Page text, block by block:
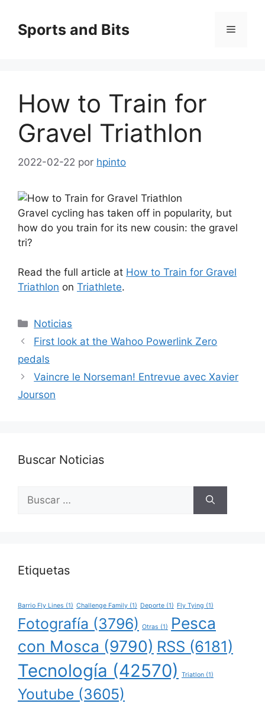
contenido
Sports and Bits Menú
How to Train for
Gravel Triathlon
2022-02-22 por hpinto
Gravel cycling has taken off in popularity, but
how do you train for its new cousin: the gravel
tri?
Read the full article at How to Train for Gravel
Triathlon on Triathlete.
Categorías
Noticias
First look at the Wahoo Powerlink Zero
pedals
Vaincre le Norseman! Entrevue avec Xavier
Jourson
Buscar Noticias
Buscar:
Etiquetas
Barrio Fly Lines (1) Challenge Family (1) Deporte (1) Fly Tying (1)
Fotografía (3796) Otras (1)
Pesca
con Mosca (9790) RSS (6181)
Tecnología (42570) Triatlon (1)
Youtube (3605)